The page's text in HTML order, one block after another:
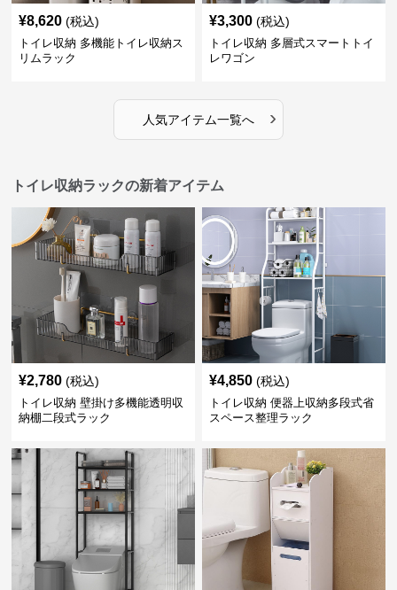
¥8,620 (税込)
トイレ収納 多機能トイレ収納ス
リムラック
¥3,300 (税込)
トイレ収納 多層式スマートトイ
レワゴン
人気アイテム一覧へ ›
トイレ収納ラックの新着アイテム
¥2,780 (税込)
トイレ収納 壁掛け多機能透明収
納棚二段式ラック
¥4,850 (税込)
トイレ収納 便器上収納多段式省
スペース整理ラック